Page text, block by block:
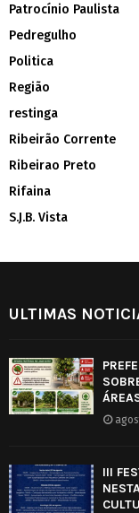
Patrocínio Paulista
Pedregulho
Politica
Região
restinga
Ribeirão Corrente
Ribeirao Preto
Rifaina
S.J.B. Vista
ULTIMAS
III